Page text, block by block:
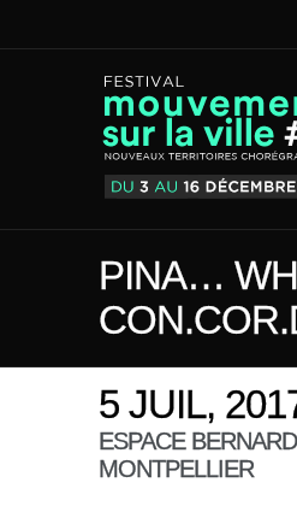
PINA…
5 JUIL,
ESPACE
MONTPELLIER